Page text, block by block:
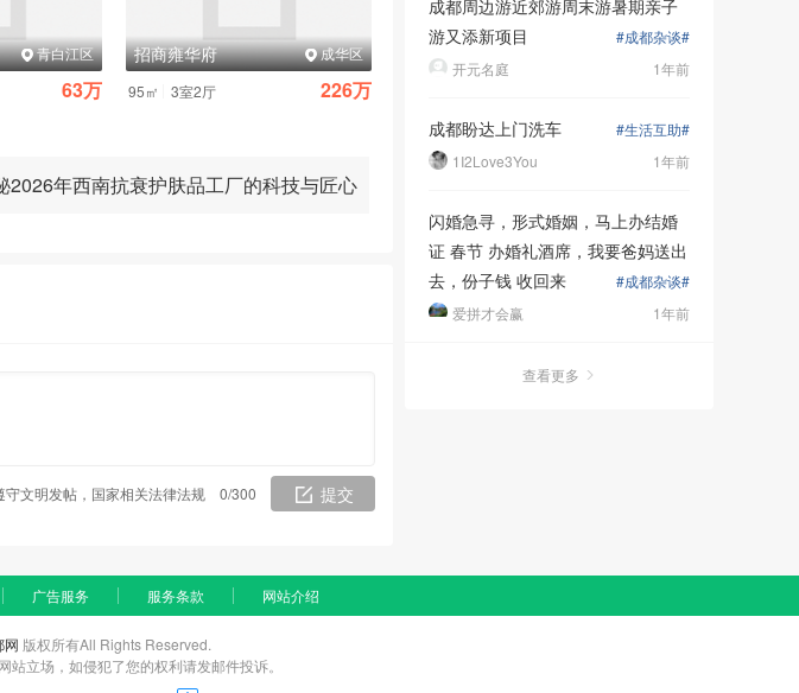
鉴定,省级结论为最终结论。
青白江区
63万
招商雍华府
成华区
95㎡
3室2厅 226万
吉宝凌云峰阁
2026年西南抗衰护肤品工厂的科技与匠心
提交
守文明发帖，国家相关法律法规 0/300
成都周边游近郊游周末游暑期亲子
游又添新项目
#成都杂谈#
1年前
开元名庭
成都盼达上门洗车
#生活互助#
1年前
1I2Love3You
闪婚急寻，形式婚姻，马上办结婚
证 春节 办婚礼酒席，我要爸妈送出
去，份子钱 收回来
#成都杂谈#
1年前
爱拼才会赢
查看更多
广告服务 服务条款 网站介绍
网 版权所有All Rights Reserved.
立场，如侵犯了您的权利请发邮件投诉。